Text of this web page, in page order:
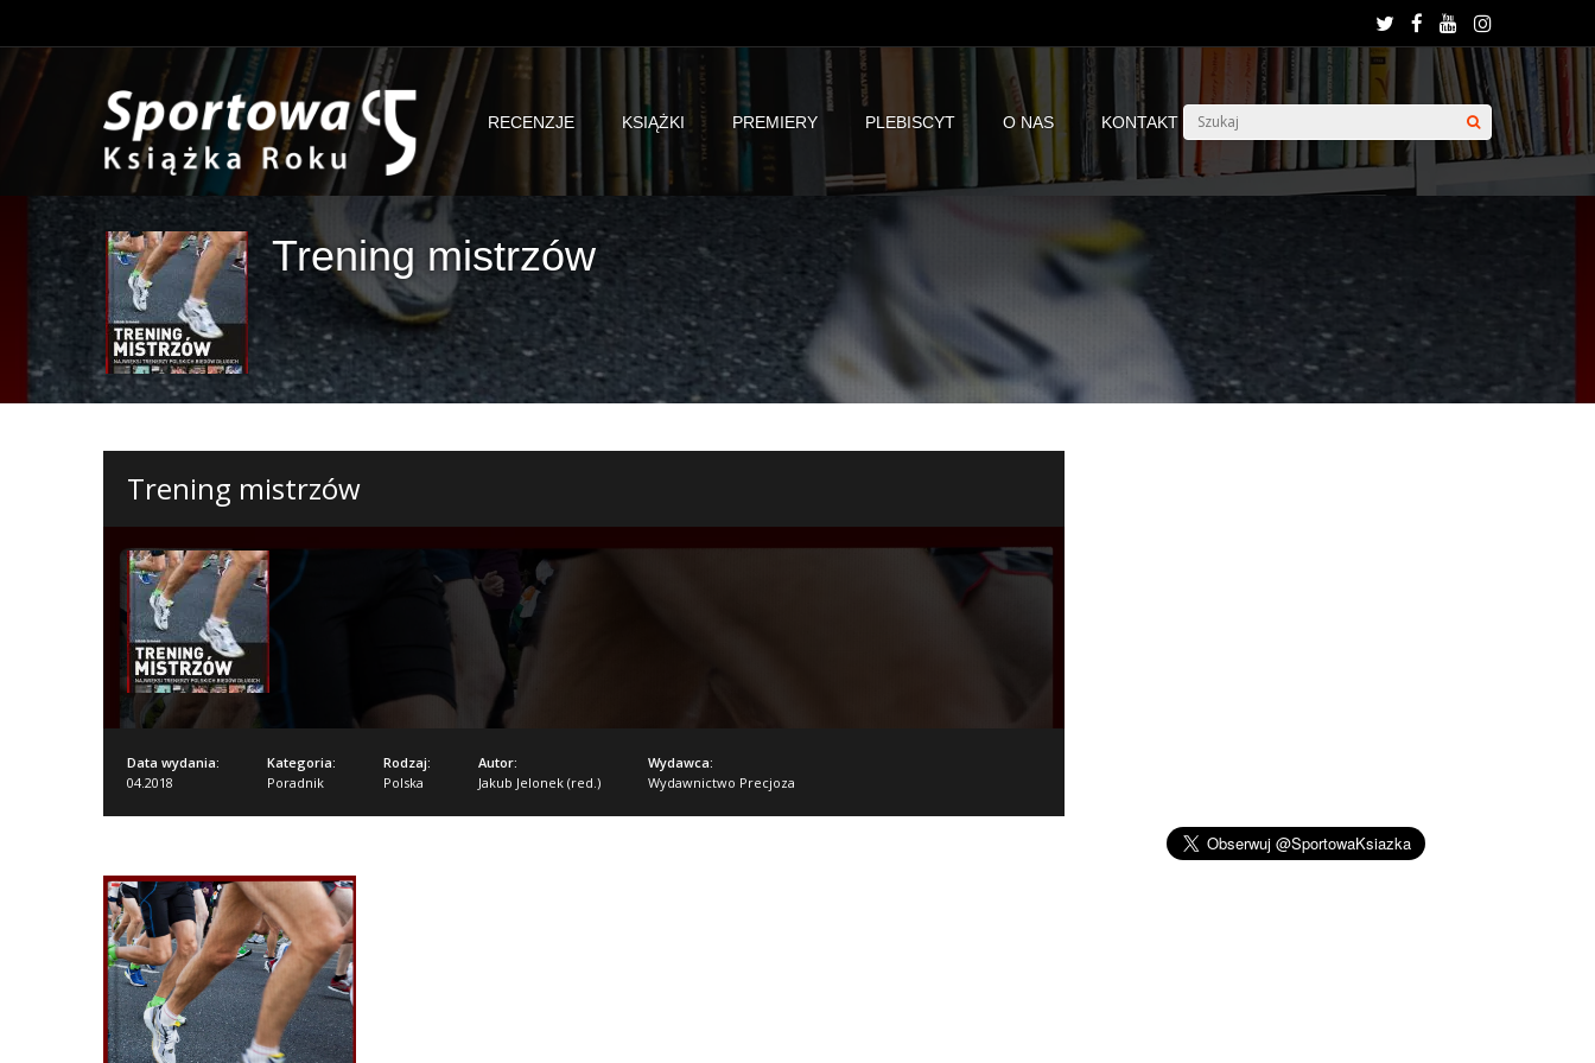
RECENZJE KSIĄŻKI PREMIERY PLEBISCYT O NAS KONTAKT
Trening mistrzów
Trening mistrzów
Data wydania:
04.2018
Kategoria:
Poradnik
Rodzaj:
Polska
Autor:
Jakub Jelonek (red.)
Wydawca:
Wydawnictwo Precjoza